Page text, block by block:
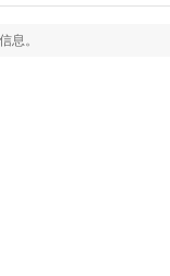
息。